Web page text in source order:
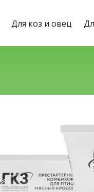
Для коз и овец